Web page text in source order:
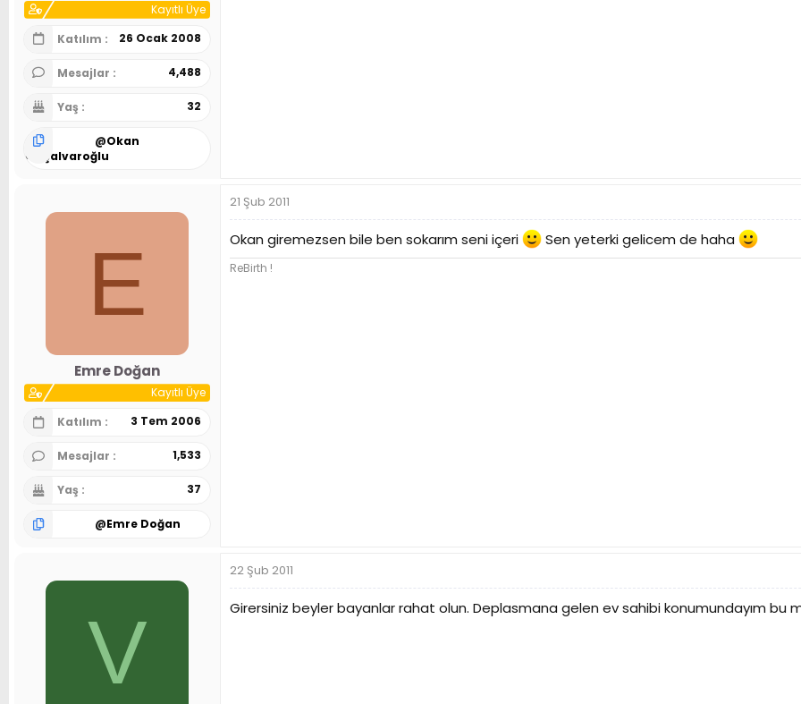
Kayıtlı Üye
Katılım
26 Ocak 2008
Mesajlar 4,488
Yaş 32
@Okan
Alaşalvaroğlu
E
Emre Doğan
Kayıtlı Üye
Katılım
3 Tem 2006
Mesajlar 1,533
Yaş 37
@Emre Doğan
21 Şub 2011
Okan giremezsen bile ben sokarım seni içeri Sen yeterki gelicem de haha
ReBirth !
V
22 Şub 2011
Girersiniz beyler bayanlar rahat olun. Deplasmana gelen ev sahibi konumundayım bu